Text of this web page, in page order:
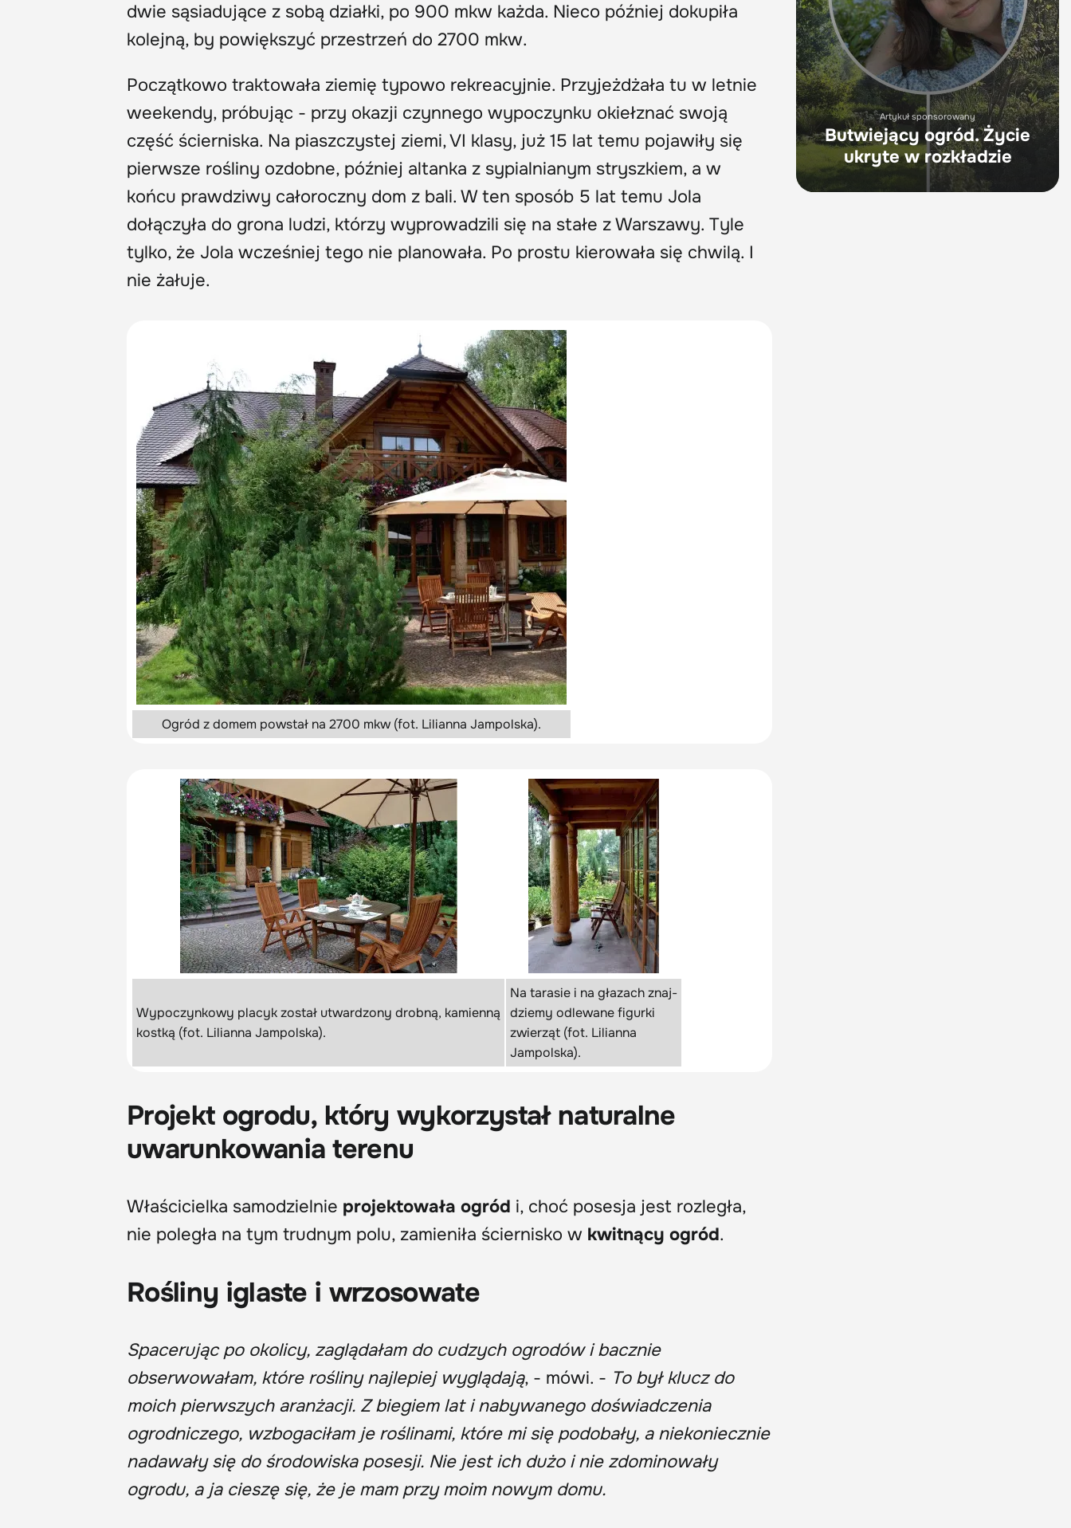
dwie sąsiadujące z sobą działki, po 900 mkw każda. Nieco później dokupiła
kolejną, by powiększyć przestrzeń do 2700 mkw.
Początkowo traktowała ziemię typowo rekreacyjnie. Przyjeżdżała tu w letnie
weekendy, próbując - przy okazji czynnego wypoczynku okiełznać swoją
część ścierniska. Na piaszczystej ziemi, VI klasy, już 15 lat temu pojawiły się
pierwsze rośliny ozdobne, później altanka z sypialnianym stryszkiem, a w
końcu prawdziwy całoroczny dom z bali. W ten sposób 5 lat temu Jola
dołączyła do grona ludzi, którzy wyprowadzili się na stałe z Warszawy. Tyle
tylko, że Jola wcześniej tego nie planowała. Po prostu kierowała się chwilą. I
nie żałuje.
Ogród z domem powstał na 2700 mkw (fot. Lilianna Jampolska).
Wypoczynkowy placyk został utwardzony drobną, kamienną
kostką (fot. Lilianna Jampolska).
Na tarasie i na głazach znaj-
dziemy odlewane figurki
zwierząt (fot. Lilianna
Jampolska).
Projekt ogrodu, który wykorzystał naturalne
uwarunkowania terenu
Właścicielka samodzielnie projektowała ogród i, choć posesja jest rozległa,
nie poległa na tym trudnym polu, zamieniła ściernisko w kwitnący ogród.
Rośliny iglaste i wrzosowate
Spacerując po okolicy, zaglądałam do cudzych ogrodów i bacznie
obserwowałam, które rośliny najlepiej wyglądają, - mówi. - To był klucz do
moich pierwszych aranżacji. Z biegiem lat i nabywanego doświadczenia
ogrodniczego, wzbogaciłam je roślinami, które mi się podobały, a niekoniecznie
nadawały się do środowiska posesji. Nie jest ich dużo i nie zdominowały
ogrodu, a ja cieszę się, że je mam przy moim nowym domu.
Artykuł sponsorowany
Butwiejący ogród. Życie
ukryte w rozkładzie